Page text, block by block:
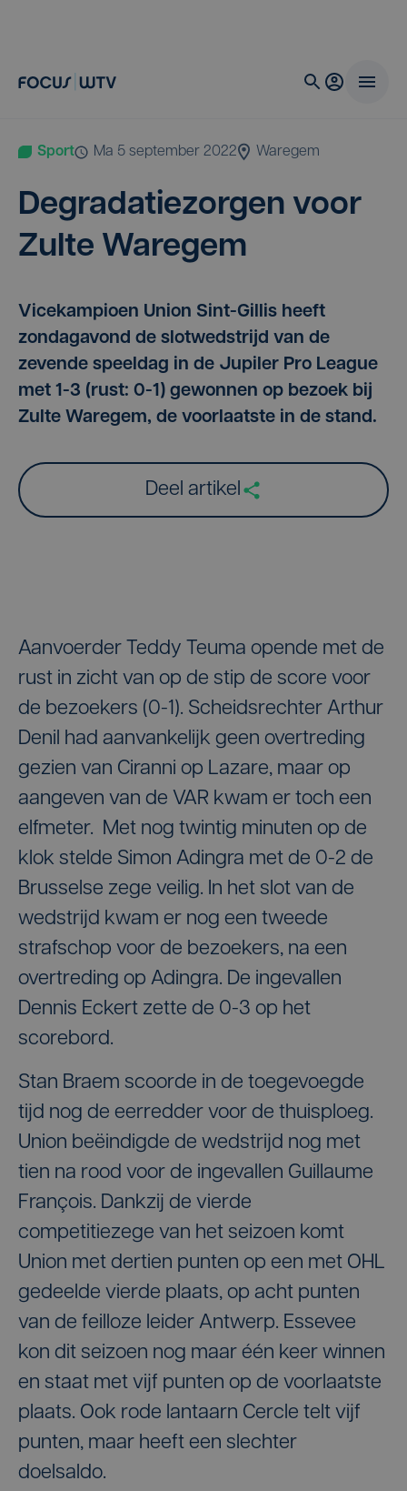
Sport ma 5 september 2022 Waregem
Degra­da­tie­zor­gen voor
Zul­te Waregem
Vicekampioen Union Sint-Gillis heeft
zondagavond de slotwedstrijd van de
zevende speeldag in de Jupiler Pro League
met 1-3 (rust: 0-1) gewonnen op bezoek bij
Zulte Waregem, de voorlaatste in de stand.
Deel artikel
Aanvoerder Teddy Teuma opende met de
rust in zicht van op de stip de score voor
de bezoekers (0-1). Scheidsrechter Arthur
Denil had aanvankelijk geen overtreding
gezien van Ciranni op Lazare, maar op
aangeven van de VAR kwam er toch een
elfmeter. Met nog twintig minuten op de
klok stelde Simon Adingra met de 0-2 de
Brusselse zege veilig. In het slot van de
wedstrijd kwam er nog een tweede
strafschop voor de bezoekers, na een
overtreding op Adingra. De ingevallen
Dennis Eckert zette de 0-3 op het
scorebord.
Stan Braem scoorde in de toegevoegde
tijd nog de eerredder voor de thuisploeg.
Union beëindigde de wedstrijd nog met
tien na rood voor de ingevallen Guillaume
François. Dankzij de vierde
competitiezege van het seizoen komt
Union met dertien punten op een met OHL
gedeelde vierde plaats, op acht punten
van de feilloze leider Antwerp. Essevee
kon dit seizoen nog maar één keer winnen
en staat met vijf punten op de voorlaatste
plaats. Ook rode lantaarn Cercle telt vijf
punten, maar heeft een slechter
doelsaldo.